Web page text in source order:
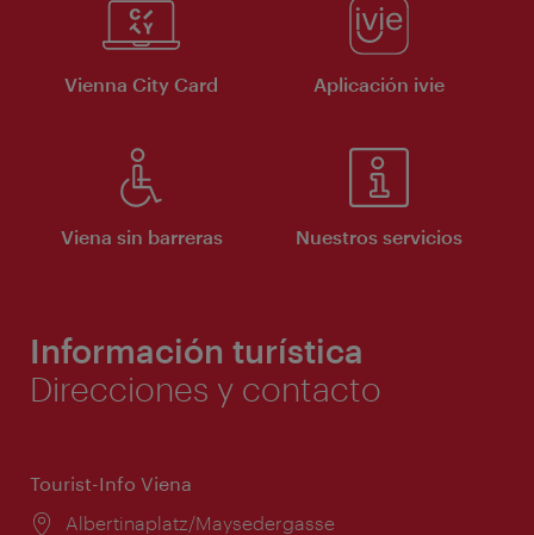
Vienna City Card Aplicación ivie
Viena sin barreras Nuestros servicios
Información turística
Direcciones y contacto
Tourist-Info Viena
Lugar:
Albertinaplatz/Maysedergasse